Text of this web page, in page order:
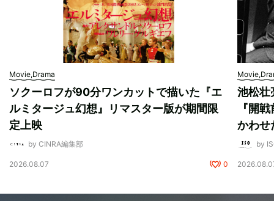
Movie,Drama
ソクーロフが90分ワンカットで描いた『エ
ルミタージュ幻想』リマスター版が期間限
定上映
by CINRA編集部
2026.08.07 0
池松壮
『開
かわせ
by